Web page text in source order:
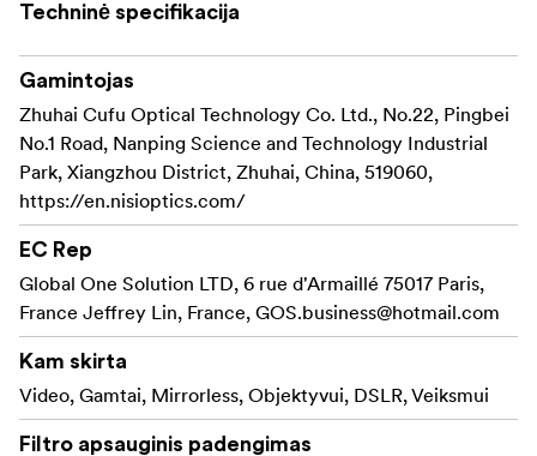
filtrai tvirtai laikytųsi vietoje, todėl šie filtrai idealiai tinka
Pagrindinės „NiSi JETMAG“ filtrų savybės:
Greitas magnetinis tvirtinimas:Dėl magnetinės
konstrukcijos filtrus lengva uždėti ir nuimti, o tai
sutaupo laiko greitai besikeičiančiose fotografavimo
situacijose.
Stabilus fiksavimo mechanizmas:Patentuota
fiksavimo konstrukcija užtikrina filtrų saugumą,
netgi sukraunant kelis filtrus dinamiškose aplinkose.
Itin ploni rėmeliai:
Vengia vinjetavimo naudojant
plataus kampo objektyvus, leidžia gauti ryškius,
aiškius kadrus be kraštų iškraipymų.
Techninė specifikacija
Gamintojas
Zhuhai Cufu Optical Technology Co. Ltd., No.22, Pingbei
No.1 Road, Nanping Science and Technology Industrial
Park, Xiangzhou District, Zhuhai, China, 519060,
https://en.nisioptics.com/
EC Rep
Global One Solution LTD, 6 rue d'Armaillé 75017 Paris,
France Jeffrey Lin, France, GOS.business@hotmail.com
Kam skirta
Video, Gamtai, Mirrorless, Objektyvui, DSLR, Veiksmui
Filtro apsauginis padengimas